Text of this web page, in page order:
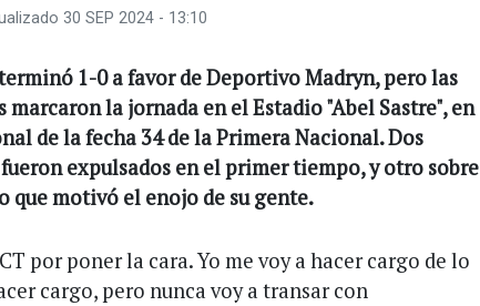
30 SEP 2024 - 13:10
1-0 a favor de Deportivo Madryn, pero las
la jornada en el Estadio "Abel Sastre", en
de la fecha 34 de la Primera Nacional. Dos
expulsados en el primer tiempo, y otro sobre
que motivó el enojo de su gente.
por poner la cara. Yo me voy a hacer cargo de lo
cargo, pero nunca voy a transar con